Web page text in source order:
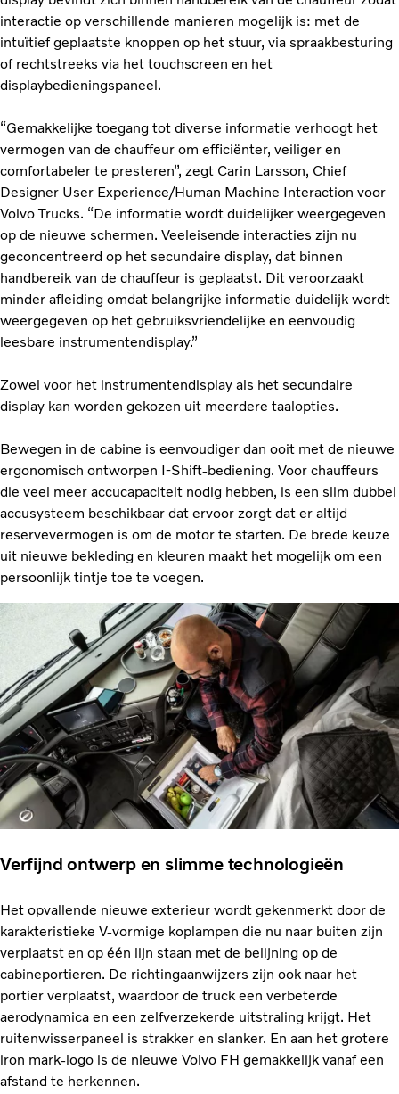
interactie op verschillende manieren mogelijk is: met de
intuïtief geplaatste knoppen op het stuur, via spraakbesturing
of rechtstreeks via het touchscreen en het
displaybedieningspaneel.
“Gemakkelijke toegang tot diverse informatie verhoogt het
vermogen van de chauffeur om efficiënter, veiliger en
comfortabeler te presteren”, zegt Carin Larsson, Chief
Designer User Experience/Human Machine Interaction voor
Volvo Trucks. “De informatie wordt duidelijker weergegeven
op de nieuwe schermen. Veeleisende interacties zijn nu
geconcentreerd op het secundaire display, dat binnen
handbereik van de chauffeur is geplaatst. Dit veroorzaakt
minder afleiding omdat belangrijke informatie duidelijk wordt
weergegeven op het gebruiksvriendelijke en eenvoudig
leesbare instrumentendisplay.”
Zowel voor het instrumentendisplay als het secundaire
display kan worden gekozen uit meerdere taalopties.
Bewegen in de cabine is eenvoudiger dan ooit met de nieuwe
ergonomisch ontworpen I-Shift-bediening. Voor chauffeurs
die veel meer accucapaciteit nodig hebben, is een slim dubbel
accusysteem beschikbaar dat ervoor zorgt dat er altijd
reservevermogen is om de motor te starten. De brede keuze
uit nieuwe bekleding en kleuren maakt het mogelijk om een
persoonlijk tintje toe te voegen.
Verfijnd ontwerp en slimme technologieën
Het opvallende nieuwe exterieur wordt gekenmerkt door de
karakteristieke V-vormige koplampen die nu naar buiten zijn
verplaatst en op één lijn staan met de belijning op de
cabineportieren. De richtingaanwijzers zijn ook naar het
portier verplaatst, waardoor de truck een verbeterde
aerodynamica en een zelfverzekerde uitstraling krijgt. Het
ruitenwisserpaneel is strakker en slanker. En aan het grotere
iron mark-logo is de nieuwe Volvo FH gemakkelijk vanaf een
afstand te herkennen.